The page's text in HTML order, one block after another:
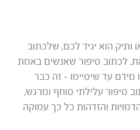
הוא יגיד לכם, שלכתוב
לכתוב סיפור שאנשים באמת
מידם עד שיסיימו – זה כבר
סיפור עלילתי סוחף ומרגש,
והזדהות כל כך עמוקה